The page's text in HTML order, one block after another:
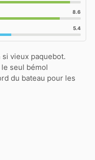
8.6
5.4
vieux paquebot.
seul bémol
du bateau pour les